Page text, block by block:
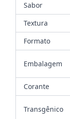
Sabor
Textura
Formato
Embalagem
Corante
Transgênico